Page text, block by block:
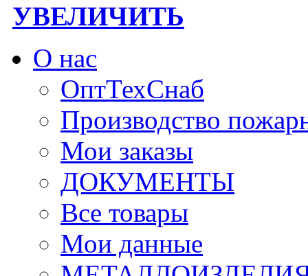
УВЕЛИЧИТЬ
О нас
ОптТехСнаб
Производство
Мои заказы
ДОКУМЕНТЫ
Все товары
Мои данные